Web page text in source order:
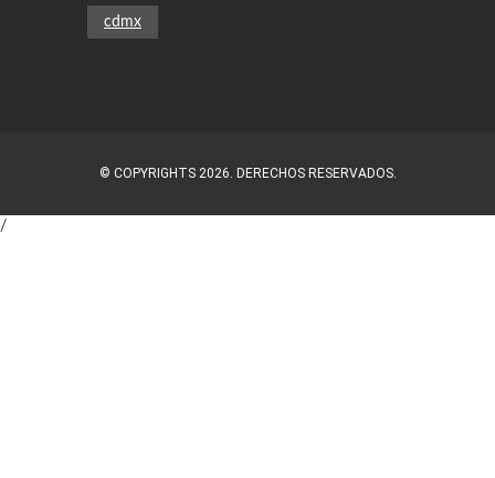
cdmx
© COPYRIGHTS 2026. DERECHOS RESERVADOS.
/